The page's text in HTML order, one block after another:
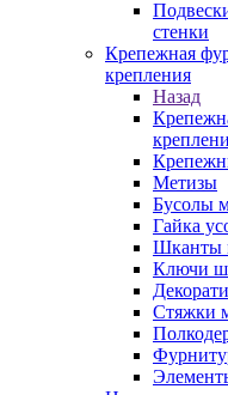
стенки
Крепежная
крепления
Назад
Метизы
Бусолы
Гайка
Шканты
Ключи
Стяжки